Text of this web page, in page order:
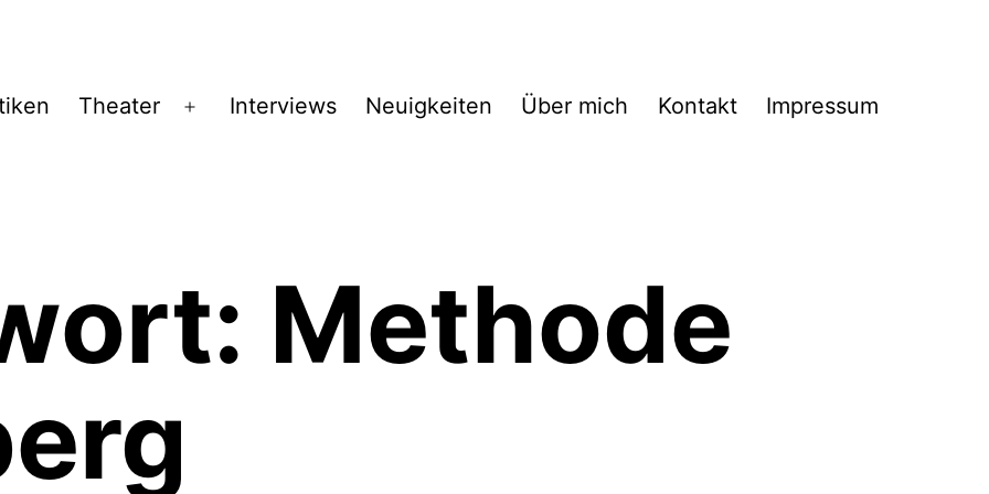
Theater
Menü
Interviews Neuigkeiten Über mich Kontakt Impressum
Methode